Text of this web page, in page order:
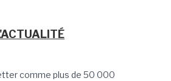
comme plus de 50 000